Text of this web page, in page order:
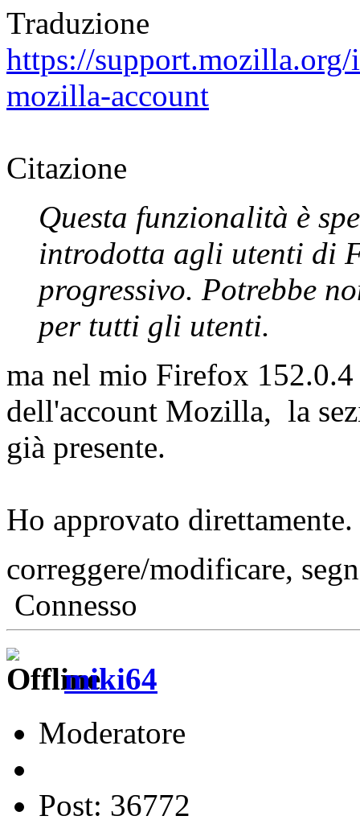
Traduzione
https://
mozilla-account
Citazione
Questa funzionalità è
introdotta agli utenti di
progressivo. Potrebbe
per tutti gli utenti.
ma nel mio Firefox
dell'account Mozilla, la
già presente.
Ho approvato direttamente.
correggere/modificare,
Connesso
miki64
Moderatore
Post: 36772